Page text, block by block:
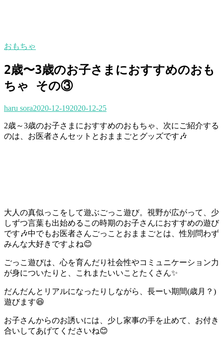
おもちゃ
2歳〜3歳のお子さまにおすすめのおも
ちゃ その③
haru sora2020-12-192020-12-25
2歳～3歳のお子さまにおすすめのおもちゃ、次にご紹介する
のは、お医者さんセットとおままごとグッズです🎶
大人の真似っこをして遊ぶごっこ遊び。視野が広がって、少
しずつ言葉も出始めるこの時期のお子さんにおすすめの遊び
です🎶中でもお医者さんごっことおままごとは、性別問わず
みんな大好きですよね😊
ごっこ遊びは、心を育んだり社会性やコミュニケーション力
が身についたりと、これまたいいことたくさん✨
だんだんとリアルになったりしながら、長ーい期間(歳月？)
遊びます😆
お子さんからのお誘いには、少し家事の手を止めて、お付き
合いしてあげてくださいね😊